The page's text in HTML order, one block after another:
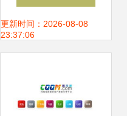
站获取安全可靠的
更新时间：2026-08-08
23:37:06